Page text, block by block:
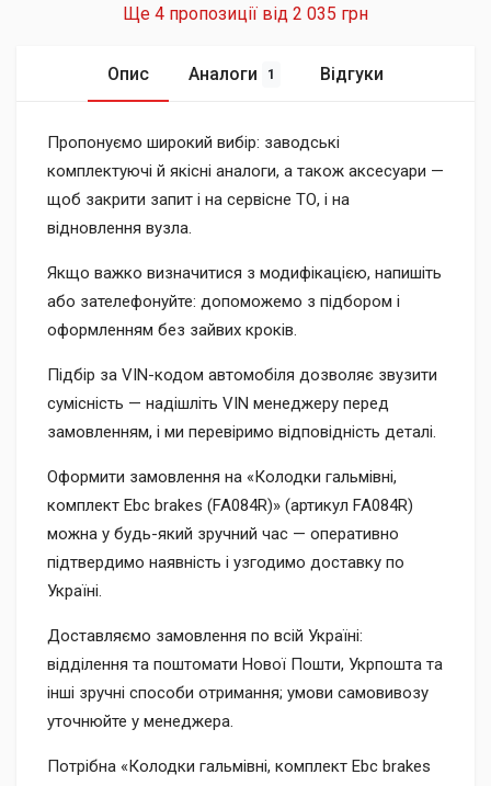
Ще 4 пропозиції від 2 035 грн
Опис Аналоги 1 Відгуки
Пропонуємо широкий вибір: заводські
комплектуючі й якісні аналоги, а також аксесуари —
щоб закрити запит і на сервісне ТО, і на
відновлення вузла.
Якщо важко визначитися з модифікацією, напишіть
або зателефонуйте: допоможемо з підбором і
оформленням без зайвих кроків.
Підбір за VIN-кодом автомобіля дозволяє звузити
сумісність — надішліть VIN менеджеру перед
замовленням, і ми перевіримо відповідність деталі.
Оформити замовлення на «Колодки гальмівні,
комплект Ebc brakes (FA084R)» (артикул FA084R)
можна у будь-який зручний час — оперативно
підтвердимо наявність і узгодимо доставку по
Україні.
Доставляємо замовлення по всій Україні:
відділення та поштомати Нової Пошти, Укрпошта та
інші зручні способи отримання; умови самовивозу
уточнюйте у менеджера.
Потрібна «Колодки гальмівні, комплект Ebc brakes